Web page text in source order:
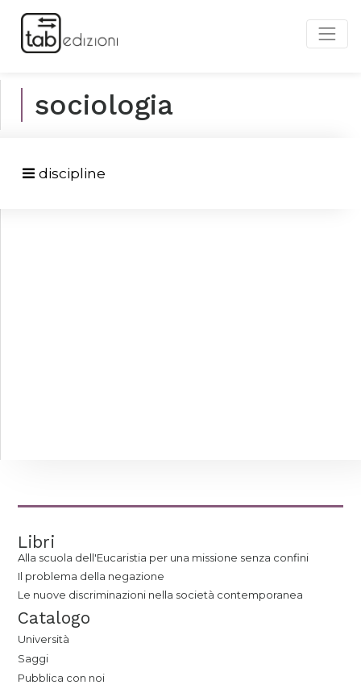
sociologia
discipline
Libri
Alla scuola dell'Eucaristia per una missione senza confini
Il problema della negazione
Le nuove discriminazioni nella società contemporanea
Catalogo
Università
Saggi
Pubblica con noi